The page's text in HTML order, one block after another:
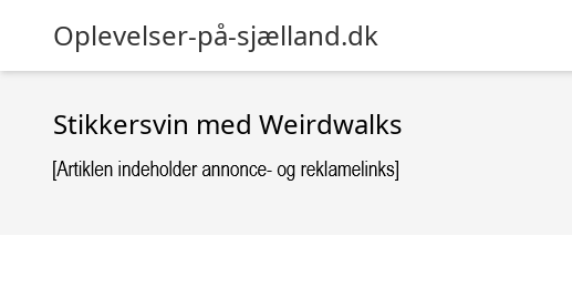
Oplevelser-på-sjælland.dk
Stikkersvin med Weirdwalks